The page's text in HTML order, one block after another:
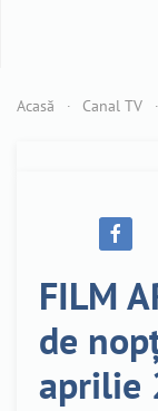
Acasă Canal TV
FILM
de
aprilie